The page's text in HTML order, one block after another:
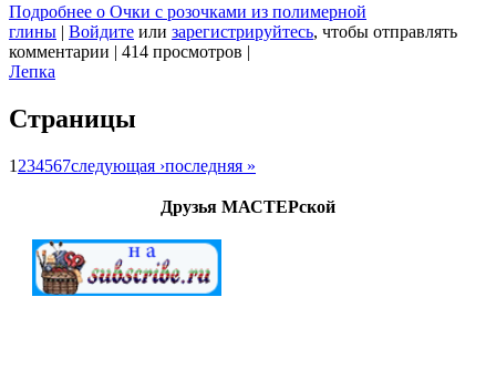
Подробнее о Очки с розочками из полимерной
глины | Войдите или зарегистрируйтесь, чтобы отправлять
комментарии | 414 просмотров |
Лепка
Страницы
1 234567следующая ›последняя »
Друзья МАСТЕРской